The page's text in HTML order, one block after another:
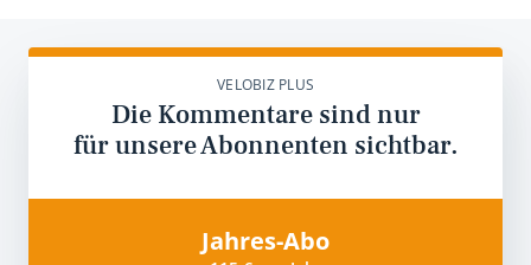
VELOBIZ PLUS
Die Kommentare sind nur
für unsere Abonnenten sichtbar.
Jahres-Abo